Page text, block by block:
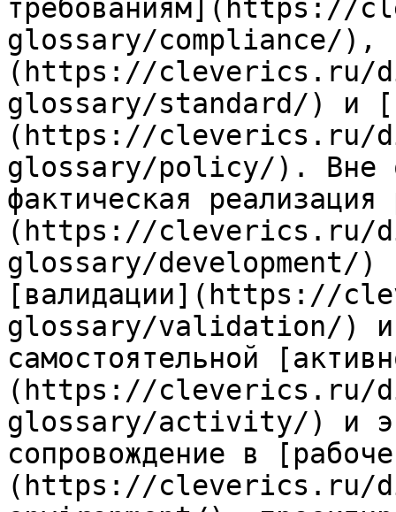
glossary/compliance/),
(https://cleverics.ru/
glossary/standard/) и
(https://cleverics.ru/
glossary/policy/). Вне
фактическая
(https://cleverics.ru/
glossary/development/)
[валидации](https://
glossary/validation/) и
самостоятельной
(https://cleverics.ru/
glossary/activity/) и
сопровождение в
(https://cleverics.ru/